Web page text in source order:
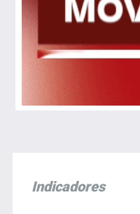
Indicadores